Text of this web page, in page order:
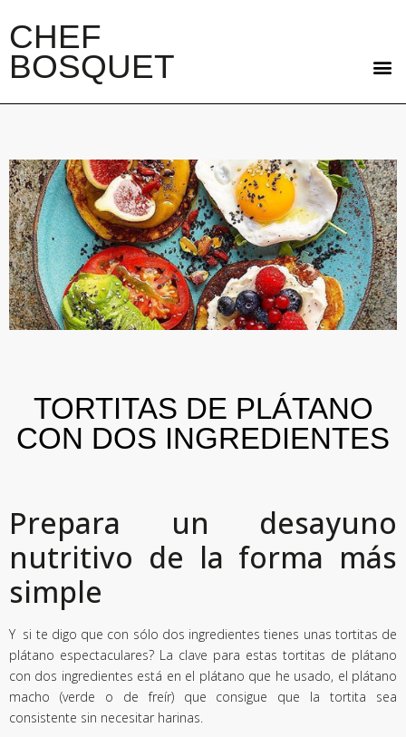
CHEF
BOSQUET
TORTITAS DE PLÁTANO
CON DOS INGREDIENTES
Prepara un desayuno
nutritivo de la forma más
simple
Y si te digo que con sólo dos ingredientes tienes unas tortitas de
plátano espectaculares? La clave para estas tortitas de plátano
con dos ingredientes está en el plátano que he usado, el plátano
macho (verde o de freír) que consigue que la tortita sea
consistente sin necesitar harinas.